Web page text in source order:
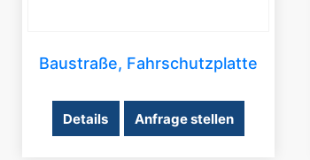
Baustraße, Fahrschutzplatte
Details Anfrage stellen